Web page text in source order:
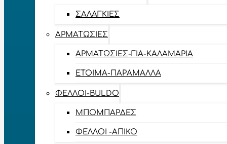
ΣΑΛΑΓΚΙΈΣ
ΑΡΜΑΤΩΣΙΈΣ
ΑΡΜΑΤΩΣΙΈΣ-ΓΙΑ-ΚΑΛΑΜΆΡΙΑ
ΈΤΟΙΜΑ-ΠΑΡΆΜΑΛΛΑ
ΦΕΛΛΟΊ-BULDO
ΜΠΟΜΠΆΡΔΕΣ
ΦΕΛΛΟΊ -ΑΠΊΚΟ